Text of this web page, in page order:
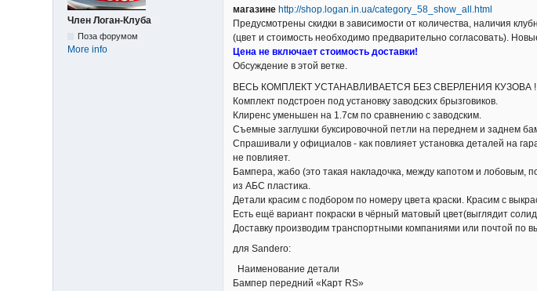
Член Логан-Клуба
Поза форумом
More info
магазине http://shop.logan.in.ua/category_58_show_all.html
Предусмотрены скидки в зависимости от количества, наличия
(цвет и стоимость необходимо предварительно согласовать).
Цена не включает стоимость доставки!
Обсуждение в этой ветке.
ВЕСЬ КОМПЛЕКТ УСТАНАВЛИВАЕТСЯ БЕЗ СВЕРЛЕНИЯ КУЗОВА !
Комплект подстроен под установку заводских брызговиков.
Клиренс уменьшен на 1.7см по сравнению с заводским.
Съемные заглушки буксировочной петли на переднем и заднем
Спрашивали у официалов - как повлияет установка деталей на
не повлияет.
Бампера, жабо (это такая накладочка, между капотом и лобовым,
из АБС пластика.
Детали красим с подбором по номеру цвета краски. Красим с
Есть ещё вариант покраски в чёрный матовый цвет(выглядит
Доставку производим транспортными компаниями или почтой по
для Sandero:
Наименование детали
Бампер передний «Карт RS»